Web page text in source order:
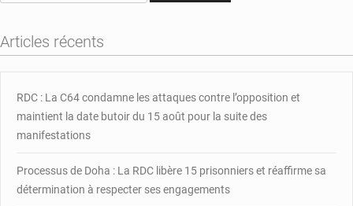
n’est
plus
général
la
garde
Articles récents
RDC : La C64 condamne les attaques contre l’opposition et
maintient la date butoir du 15 août pour la suite des
manifestations
Processus de Doha : La RDC libère 15 prisonniers et réaffirme sa
détermination à respecter ses engagements